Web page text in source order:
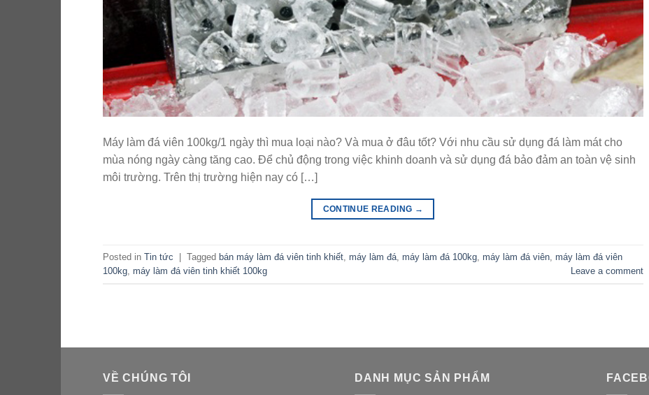
Máy làm đá viên 100kg/1 ngày thì mua loại nào? Và mua ở đâu tốt? Với nhu cầu sử dụng đá làm mát cho
mùa nóng ngày càng tăng cao. Để chủ động trong việc khinh doanh và sử dụng đá bảo đảm an toàn vệ sinh
môi trường. Trên thị trường hiện nay có […]
CONTINUE READING →
Posted in Tin tức | Tagged bán máy làm đá viên tinh khiết máy làm đá máy làm đá 100kg máy làm đá viên máy làm đá viên
100kg máy làm đá viên tinh khiết 100kg Leave a comment
VỀ CHÚNG TÔI DANH MỤC SẢN PHẨM